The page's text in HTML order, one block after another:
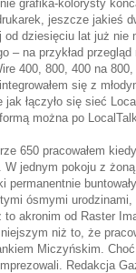
grafika-kolorysty
jeszcze jakieś
dziesięciu lat już nie
– na przykład
400, 800, 400 na
się z
łączyło się sieć
można po
650 pracowałem
W jednym pokoju z
permanentnie
ósmymi
to akronim od Raster
niż to, że
Miczyńskim.
Redakcja